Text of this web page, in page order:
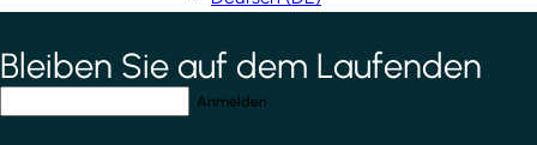
*indicates required field
Bleiben Sie auf dem Laufenden